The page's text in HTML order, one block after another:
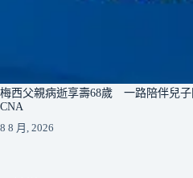
梅西父親病逝享壽68歲 一路陪伴兒
CNA
8 8 月, 2026